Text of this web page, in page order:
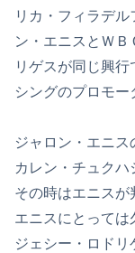
リカ・フィラデ
ン・エニスとＷ
リゲスが同じ興
シングのプロモー
ジャロン・エニ
カレン・チュクハ
その時はエニス
エニスにとっては
ジェシー・ロド